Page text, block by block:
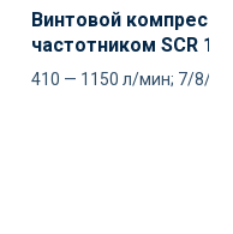
Винтовой
частотником SCR 10
410 — 1150 л/мин; 7/8/